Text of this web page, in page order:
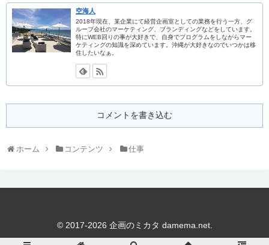
空海人
2018年現在、某企業にて経営企画室としての業務を行う一方、グ
ループ会社のマーケティング、ブランディングなどをしています。
特にWEB回りの事が大好きで、自身でプログラムをしながらマー
ケティングの知識を深めています。沖縄が大好きなのでいつかは移
住したいなぁ。
コメントを書き込む
ホーム コンテンツ 仕事
© 2017-2026 企画のミカタ damema.net.